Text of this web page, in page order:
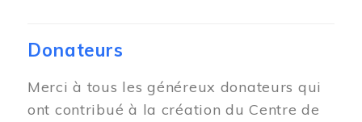
Donateurs
Merci à tous les généreux donateurs qui
ont contribué à la création du Centre de